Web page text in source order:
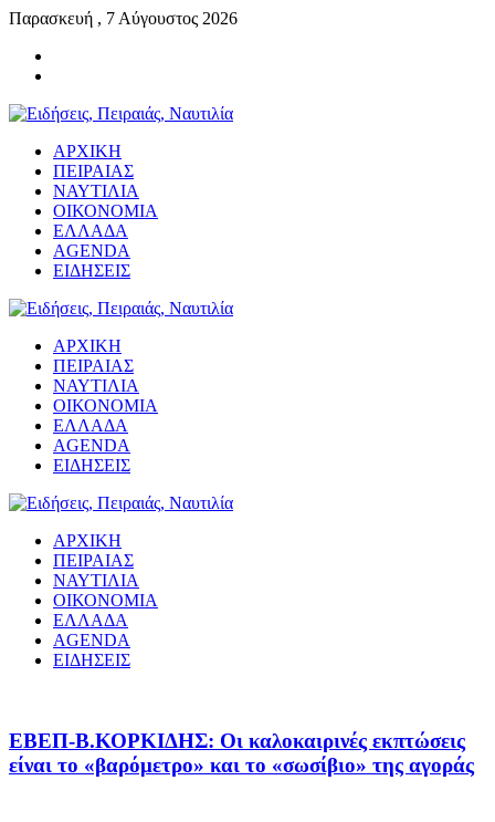
Παρασκευή , 7 Αύγουστος 2026
ΑΡΧΙΚΗ
ΠΕΙΡΑΙΑΣ
ΝΑΥΤΙΛΙΑ
ΟΙΚΟΝΟΜΙΑ
ΕΛΛΑΔΑ
AGENDA
ΕΙΔΗΣΕΙΣ
ΑΡΧΙΚΗ
ΠΕΙΡΑΙΑΣ
ΝΑΥΤΙΛΙΑ
ΟΙΚΟΝΟΜΙΑ
ΕΛΛΑΔΑ
AGENDA
ΕΙΔΗΣΕΙΣ
ΑΡΧΙΚΗ
ΠΕΙΡΑΙΑΣ
ΝΑΥΤΙΛΙΑ
ΟΙΚΟΝΟΜΙΑ
ΕΛΛΑΔΑ
AGENDA
ΕΙΔΗΣΕΙΣ
EΒΕΠ-Β.ΚΟΡΚΙΔΗΣ: Οι καλοκαιρινές εκπτώσεις
είναι το «βαρόμετρο» και το «σωσίβιο» της αγοράς